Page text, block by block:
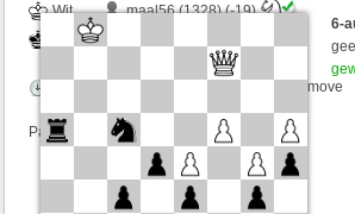
Wit
maal56 (1328) (-19)
Zwart
Speelduur: 3 minutes/side + 3 seconds/move
Partij telt mee voor de ranglijst
6-